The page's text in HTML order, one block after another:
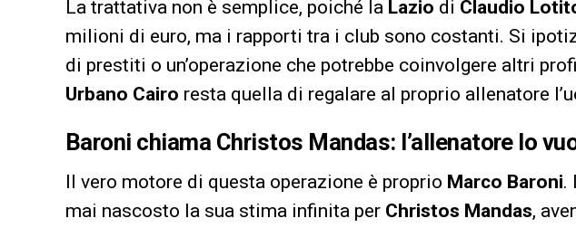
La trattativa non è semplice, poiché la Lazio di Claudio
milioni di euro, ma i rapporti tra i club sono costanti. Si
di prestiti o un’operazione che potrebbe coinvolgere altri
Urbano Cairo resta quella di regalare al proprio allenatore
Baroni chiama Christos Mandas: l’allenatore lo
Il vero motore di questa operazione è proprio Marco Baroni.
mai nascosto la sua stima infinita per Christos Mandas,